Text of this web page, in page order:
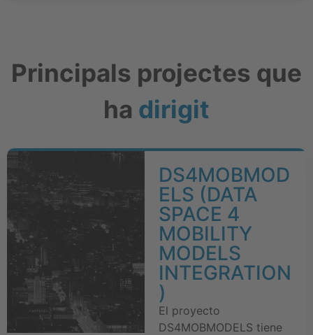
Principals projectes que
ha dirigit
DS4MOBMOD
ELS (DATA
SPACE 4
MOBILITY
MODELS
INTEGRATION
)
El proyecto
DS4MOBMODELS tiene